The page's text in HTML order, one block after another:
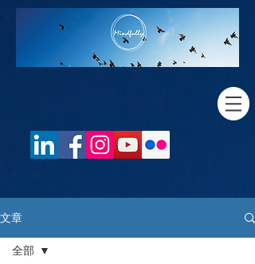
文章
全部